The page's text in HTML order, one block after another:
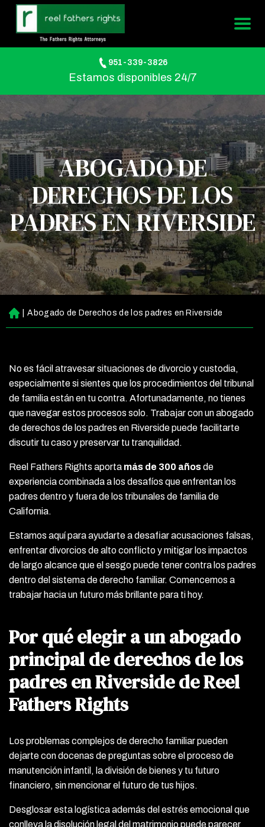
951-339-3826
Estamos disponibles 24/7
ABOGADO DE
DERECHOS DE LOS
PADRES EN RIVERSIDE
Ini
ci
Abogado de Derechos de los padres en Riverside
No es fácil atravesar situaciones de divorcio y custodia,
especialmente si sientes que los procedimientos del tribunal
de familia están en tu contra. Afortunadamente, no tienes
que navegar estos procesos solo. Trabajar con un abogado
de derechos de los padres en Riverside puede facilitarte
discutir tu caso y preservar tu tranquilidad.
Reel Fathers Rights aporta más de 300 añosde
experiencia combinada a los desafíos que enfrentan los
padres dentro y fuera de los tribunales de familia de
California.
Estamos aquí para ayudarte a desafiar acusaciones falsas,
enfrentar divorcios de alto conflicto y mitigar los impactos
de largo alcance que el sesgo puede tener contra los padres
dentro del sistema de derecho familiar. Comencemos a
trabajar hacia un futuro más brillante para ti hoy.
Por qué elegir a un abogado
principal de derechos de los
padres en Riverside de Reel
Fathers Rights
Los problemas complejos de derecho familiar pueden
dejarte con docenas de preguntas sobre el proceso de
manutención infantil, la división de bienes y tu futuro
financiero, sin mencionar el futuro de tus hijos.
Desglosar esta logística además del estrés emocional que
conlleva la disolución legal del matrimonio puede parecer